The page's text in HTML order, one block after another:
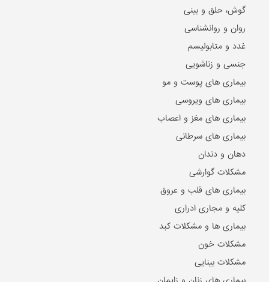
گوش، حلق و بینی
روان و روانشناسی
غدد و متابولیسم
جنسی و زناشویی
بیماری های پوست و مو
بیماری های ویروسی
بیماری های مغز و اعصاب
بیماری های سرطانی
دهان و دندان
مشکلات گوارشی
بیماری های قلب و عروق
کلیه و مجاری ادراری
بیماری ها و مشکلات کبد
مشکلات خون
مشکلات بینایی